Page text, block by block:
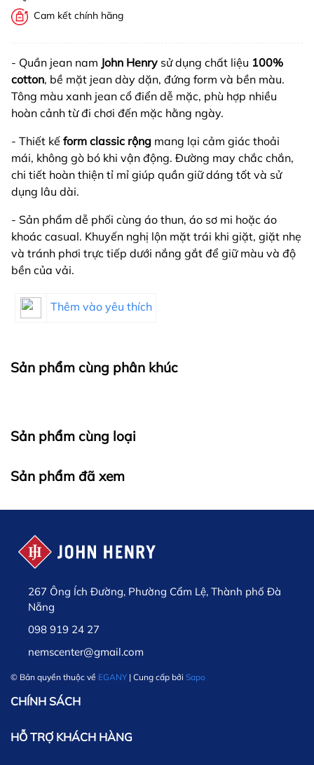
Cam kết chính hãng
- Quần jean nam John Henry sử dụng chất liệu 100%
cotton, bề mặt jean dày dặn, đứng form và bền màu.
Tông màu xanh jean cổ điển dễ mặc, phù hợp nhiều
hoàn cảnh từ đi chơi đến mặc hằng ngày.
- Thiết kế form classic rộng mang lại cảm giác thoải
mái, không gò bó khi vận động. Đường may chắc chắn,
chi tiết hoàn thiện tỉ mỉ giúp quần giữ dáng tốt và sử
dụng lâu dài.
- Sản phẩm dễ phối cùng áo thun, áo sơ mi hoặc áo
khoác casual. Khuyến nghị lộn mặt trái khi giặt, giặt nhẹ
và tránh phơi trực tiếp dưới nắng gắt để giữ màu và độ
bền của vải.
Thêm vào yêu thích
Sản phẩm cùng phân khúc
Sản phẩm cùng loại
Sản phẩm đã xem
267 Ông Ích Đường, Phường Cẩm Lệ, Thành phố Đà
Nẵng
098 919 24 27
nemscenter@gmail.com
© Bản quyền thuộc về EGANY | Cung cấp bởi Sapo
CHÍNH SÁCH
HỖ TRỢ KHÁCH HÀNG